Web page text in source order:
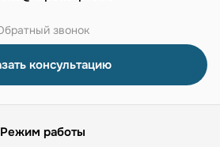
звонок
консультацию
Режим работы